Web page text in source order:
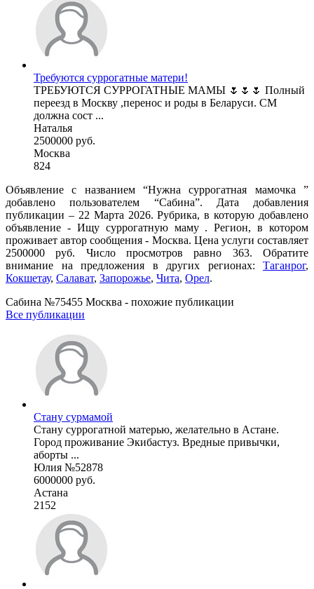
Требуются суррогатные матери!
ТРЕБУЮТСЯ СУРРОГАТНЫЕ МАМЫ 🌷🌷🌷 Полный
переезд в Москву ,перенос и роды в Беларуси. СМ
должна сост ...
Наталья
2500000 руб.
Москва
824
Объявление с названием “Нужна суррогатная мамочка ”
добавлено пользователем “Сабина”. Дата добавления
публикации – 22 Марта 2026. Рубрика, в которую добавлено
объявление - Ищу суррогатную маму . Регион, в котором
проживает автор сообщения - Москва. Цена услуги составляет
2500000 руб. Число просмотров равно 363. Обратите
внимание на предложения в других регионах: Таганрог,
Кокшетау, Салават, Запорожье, Чита, Орел.
Сабина №75455 Москва - похожие публикации
Все публикации
Стану сурмамой
Стану суррогатной матерью, желательно в Астане.
Город проживание Экибастуз. Вредные привычки,
аборты ...
Юлия №52878
6000000 руб.
Астана
2152